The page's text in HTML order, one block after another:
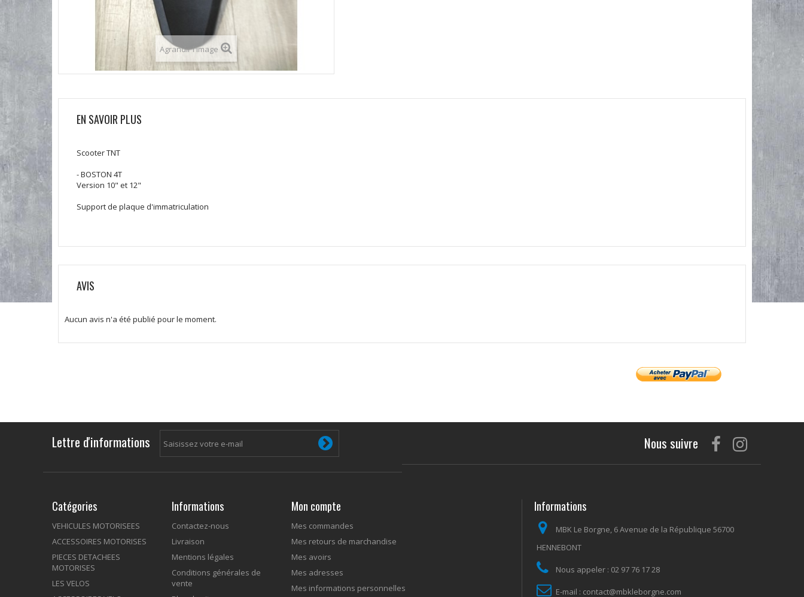
Agrandir l'image
EN SAVOIR PLUS
Scooter TNT
- BOSTON 4T
Version 10" et 12"
Support de plaque d'immatriculation
AVIS
Aucun avis n'a été publié pour le moment.
Lettre d'informations Nous suivre
Catégories
VEHICULES MOTORISEES
ACCESSOIRES MOTORISES
PIECES DETACHEES
MOTORISES
LES VELOS
Informations
Contactez-nous
Livraison
Mentions légales
Conditions générales de
vente
Mon compte
Mes commandes
Mes retours de marchandise
Mes avoirs
Mes adresses
Mes informations personnelles
Informations
MBK Le Borgne, 6 Avenue de la République 56700
HENNEBONT
Nous appeler : 02 97 76 17 28
E-mail : contact@mbkleborgne.com